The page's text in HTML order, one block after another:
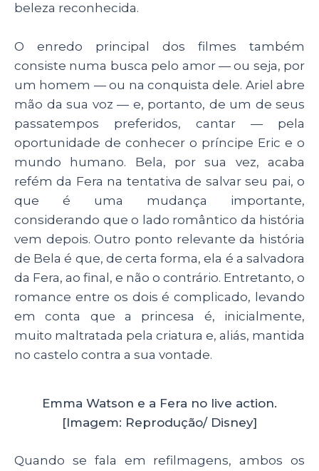
beleza reconhecida.
O enredo principal dos filmes também
consiste numa busca pelo amor — ou seja, por
um homem — ou na conquista dele. Ariel abre
mão da sua voz — e, portanto, de um de seus
passatempos preferidos, cantar — pela
oportunidade de conhecer o príncipe Eric e o
mundo humano. Bela, por sua vez, acaba
refém da Fera na tentativa de salvar seu pai, o
que é uma mudança importante,
considerando que o lado romântico da história
vem depois. Outro ponto relevante da história
de Bela é que, de certa forma, ela é a salvadora
da Fera, ao final, e não o contrário. Entretanto, o
romance entre os dois é complicado, levando
em conta que a princesa é, inicialmente,
muito maltratada pela criatura e, aliás, mantida
no castelo contra a sua vontade.
Emma Watson e a Fera no live action.
[Imagem: Reprodução/ Disney]
Quando se fala em refilmagens, ambos os